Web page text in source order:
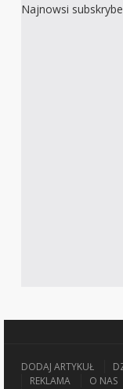
Najnowsi
DODAJ ARTYKUŁ
REKLAMA
O NAS